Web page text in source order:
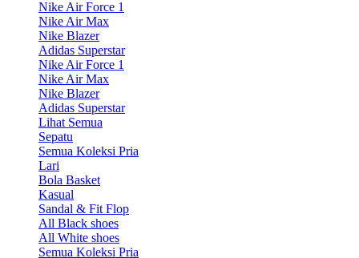
Nike Air Force 1
Nike Air Max
Nike Blazer
Adidas Superstar
Nike Air Force 1
Nike Air Max
Nike Blazer
Adidas Superstar
Lihat Semua
Sepatu
Semua Koleksi Pria
Lari
Bola Basket
Kasual
Sandal & Fit Flop
All Black shoes
All White shoes
Semua Koleksi Pria